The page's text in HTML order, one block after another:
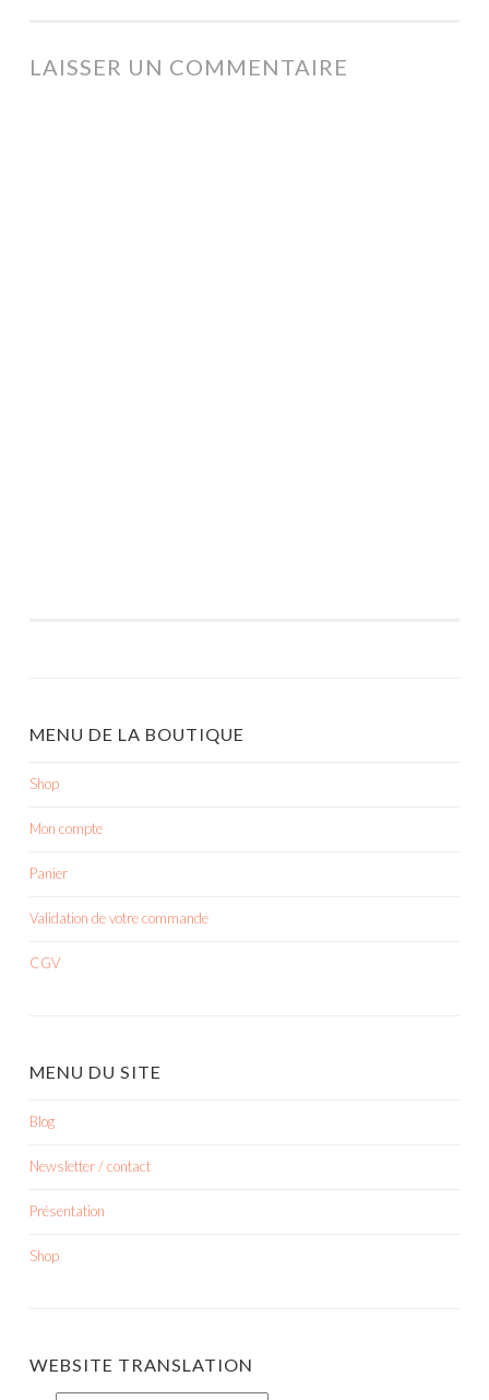
ARTICLES
LAISSER UN COMMENTAIRE
MENU DE LA BOUTIQUE
Shop
Mon compte
Panier
Validation de votre commande
CGV
MENU DU SITE
Blog
Newsletter / contact
Présentation
Shop
WEBSITE TRANSLATION